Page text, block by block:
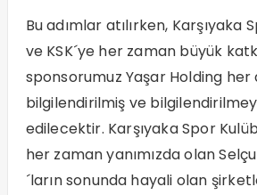
Bu adımlar atılırken, Karşıyaka
ve KSK´ye her zaman büyük
sponsorumuz Yaşar Holding
bilgilendirilmiş ve
edilecektir. Karşıyaka Spor
her zaman yanımızda olan
´ların sonunda hayali olan